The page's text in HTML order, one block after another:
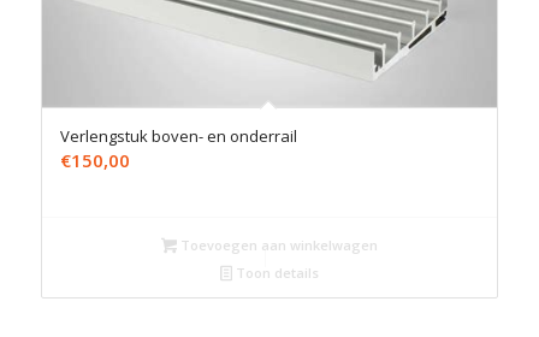
Verlengstuk boven- en onderrail
€150,00
Toevoegen aan winkelwagen
Toon details